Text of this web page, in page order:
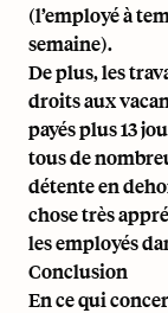
(l’employé à
semaine).
De plus, les
droits aux
payés plus 13
tous de
détente en
chose très
les employés
Conclusion
En ce qui